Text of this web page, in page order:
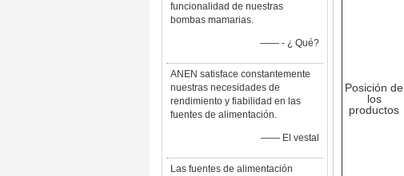
funcionalidad de nuestras
bombas mamarias.
—— - ¿ Qué?
ANEN satisface constantemente
nuestras necesidades de
rendimiento y fiabilidad en las
fuentes de alimentación.
—— El vestal
Las fuentes de alimentación
Posición de
los
productos